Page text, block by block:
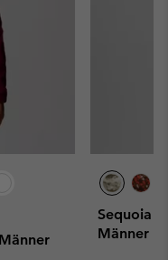
Sequoia
Männer